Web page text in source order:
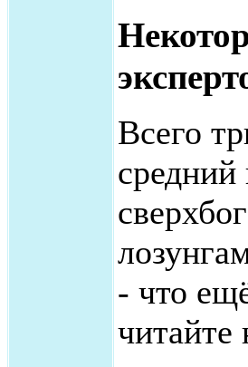
Всего
- что
читайте